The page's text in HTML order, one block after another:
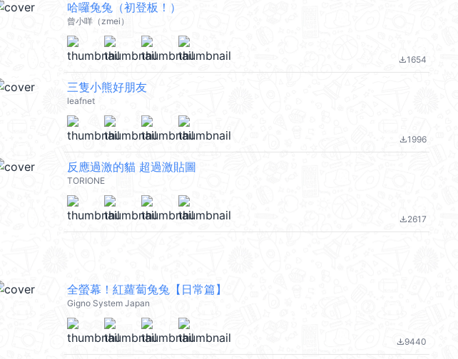
哈囉兔兔（初登板！）
曾小咩（zmei）
file_download1654
三隻小熊好朋友
leafnet
file_download1996
反應過激的貓 超過激貼圖
TORIONE
file_download2617
全螢幕！紅蘿蔔兔兔【日常篇】
Gigno System Japan
file_download9440